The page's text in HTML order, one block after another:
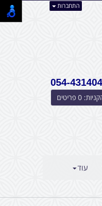
התחברות
0
עוד